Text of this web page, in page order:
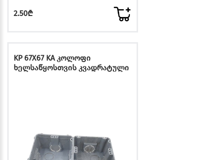
2.50₾
KP 67X67 KA კოლოფი
ხელსაწყოსთვის კვადრატული